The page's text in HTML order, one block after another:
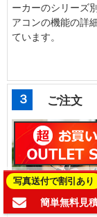
ーカーのシリーズ
アコンの機能の詳
ています。
３ ご注文
写真送付で割引あり
簡単無料見